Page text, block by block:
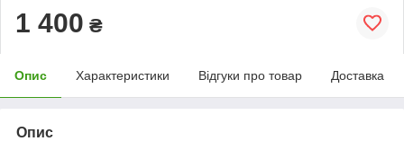
1 400 ₴
Опис Характеристики Відгуки про товар Доставка
Опис